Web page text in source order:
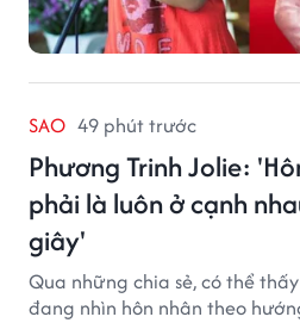
SAO 49 phút trước
Phương Trinh Jolie:
phải là luôn ở cạnh
giây'
Qua những chia sẻ, có thể
đang nhìn hôn nhân theo